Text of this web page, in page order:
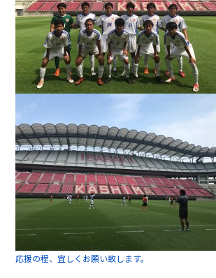
応援の程、宜しくお願い致します。